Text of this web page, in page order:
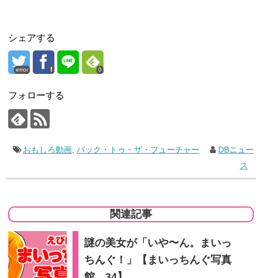
シェアする
error 0
フォローする
おもしろ動画, バック・トゥ・ザ・フューチャー
DBニュー
ス
関連記事
謎の美女が「いや〜ん。まいっ
ちんぐ！」【まいっちんぐ写真